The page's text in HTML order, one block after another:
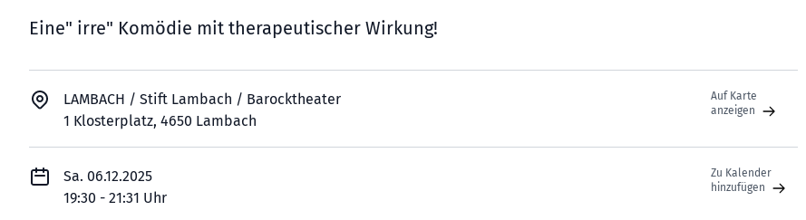
Eine" irre" Komödie mit therapeutischer Wirkung!
LAMBACH / Stift Lambach / Barocktheater
1 Klosterplatz, 4650 Lambach
Auf Karte
anzeigen
Sa. 06.12.2025
19:30 - 21:31 Uhr
Zu Kalender
hinzufügen